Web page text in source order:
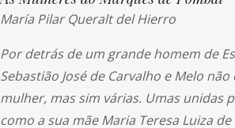
María Pilar Queralt del Hierro
Por detrás de um grande homem de
Sebastião José de Carvalho e Melo
mulher, mas sim várias. Umas unidas
como a sua mãe Maria Teresa Luiza